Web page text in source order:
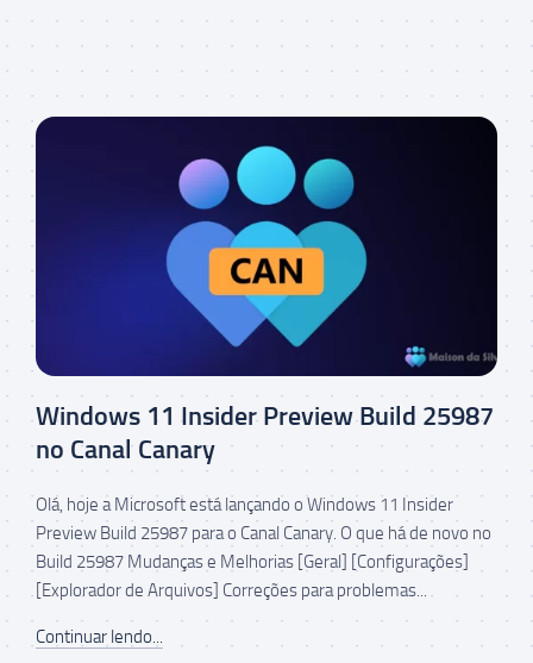
Windows 11 Insider Preview Build 25987
no Canal Canary
Olá, hoje a Microsoft está lançando o Windows 11 Insider
Preview Build 25987 para o Canal Canary. O que há de novo no
Build 25987 Mudanças e Melhorias [Geral] [Configurações]
[Explorador de Arquivos] Correções para problemas...
Continuar lendo...